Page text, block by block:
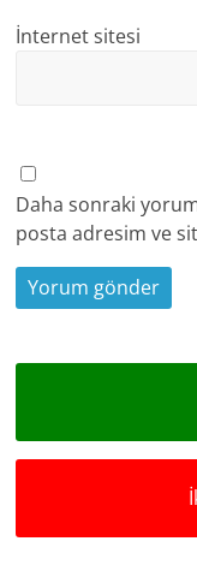
İnternet sitesi
Daha sonraki
posta adresim ve